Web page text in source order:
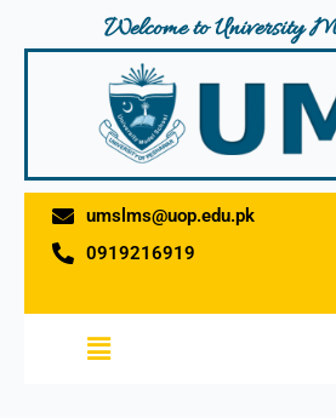
Welcome to University
umslms@uop.edu.pk
0919216919
Menu